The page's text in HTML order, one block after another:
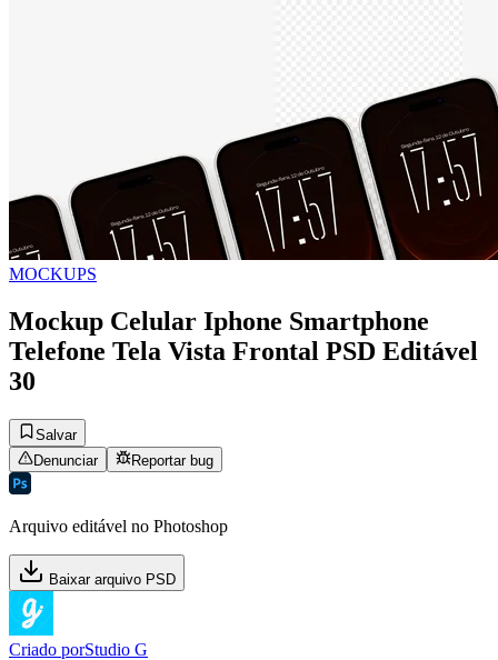
MOCKUPS
Mockup Celular Iphone Smartphone
Telefone Tela Vista Frontal PSD Editável
30
Salvar
Denunciar
Reportar bug
Arquivo editável no Photoshop
Baixar arquivo PSD
Criado porStudio G